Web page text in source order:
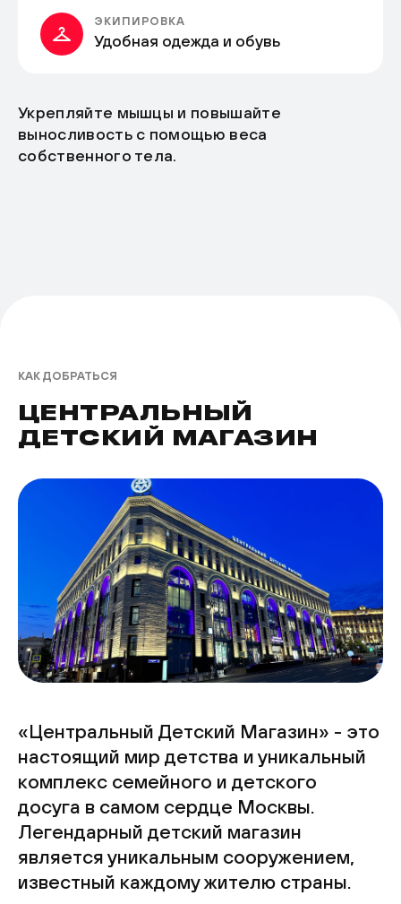
ЭКИПИРОВКА
Удобная одежда и обувь
Укрепляйте мышцы и повышайте
выносливость с помощью веса
собственного тела.
КАК ДОБРАТЬСЯ
ЦЕНТРАЛЬНЫЙ
ДЕТСКИЙ МАГАЗИН
«Центральный Детский Магазин» - это
настоящий мир детства и уникальный
комплекс семейного и детского
досуга в самом сердце Москвы.
Легендарный детский магазин
является уникальным сооружением,
известный каждому жителю страны.